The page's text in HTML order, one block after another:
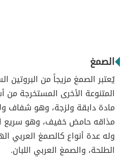
الصمغ
يُعتبر الصمغ مزيجاً من البروتين
المتنوعة الأخرى المستخرجة من
مادة دابقة ولزجة، وهو شفاف
مذاقه حامض خفيف، وهو سريع
وله عدة أنواع كالصمغ العربي
الطلحة، والصمغ العربي اللبان.